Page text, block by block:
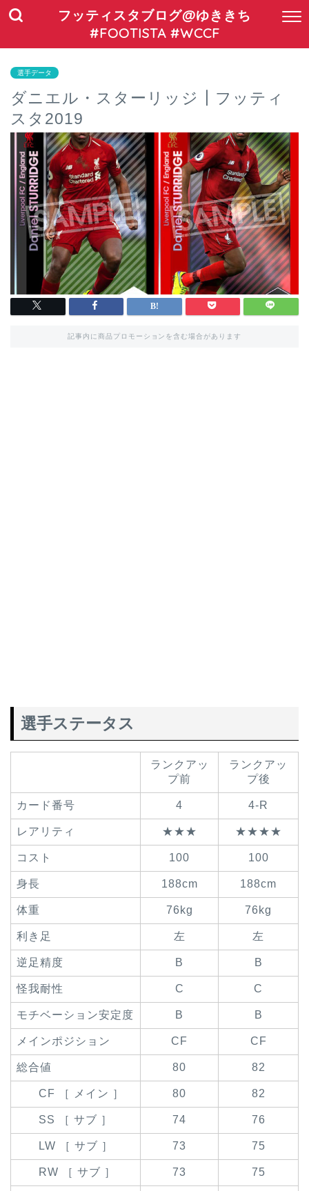
フッティスタブログ@ゆききち
#FOOTISTA #WCCF
選手データ
ダニエル・スターリッジ┃フッティ
スタ2019
記事内に商品プロモーションを含む場合があります
選手ステータス
ランクアッ
プ前
ランクアッ
プ後
カード番号 4 4-R
レアリティ ★★★ ★★★★
コスト 100 100
身長 188cm 188cm
体重 76kg 76kg
利き足 左 左
逆足精度 B B
怪我耐性 C C
モチベーション安定度 B B
メインポジション CF CF
総合値 80 82
CF ［ メイン ］ 80 82
SS ［ サブ ］ 74 76
LW ［ サブ ］ 73 75
RW ［ サブ ］ 73 75